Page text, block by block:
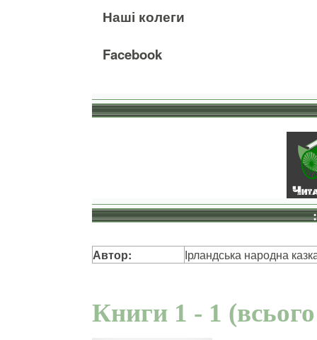
Наші колеги
Facebook
Автор: Ірландська народна
Книги 1 - 1